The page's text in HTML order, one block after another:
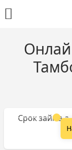
Сумма займа
Срок займа